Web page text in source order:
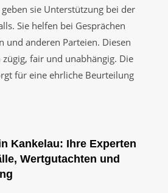
sie Unterstützung bei der
Sie helfen bei Gesprächen
und anderen Parteien. Diesen
fair und unabhängig. Die
für eine ehrliche Beurteilung
Kankelau: Ihre Experten
Wertgutachten und